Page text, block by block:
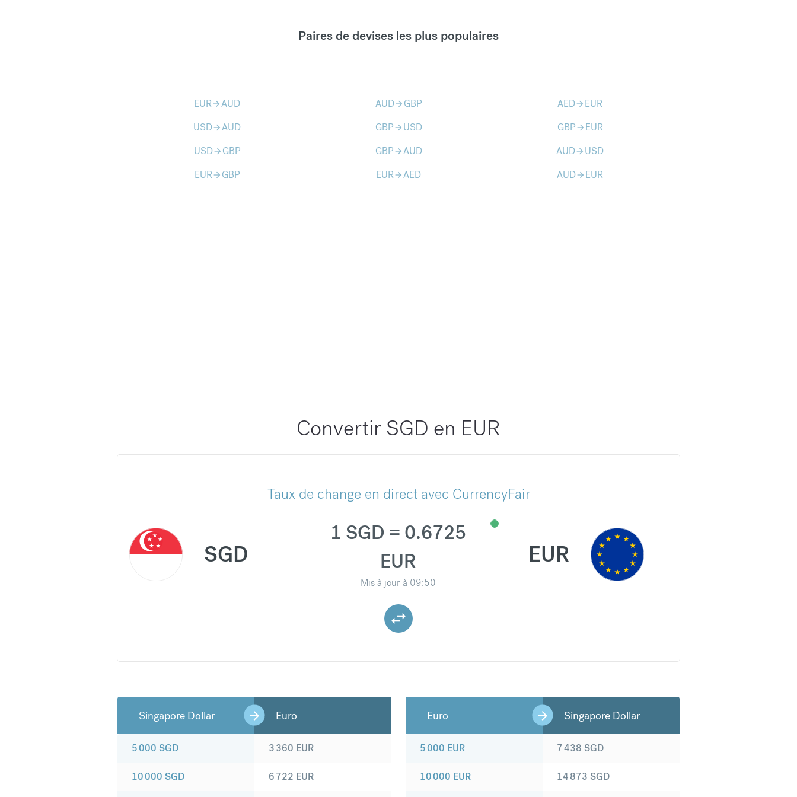
Paires de devises les plus populaires
EURarrow_forwardAUD AUDarrow_forward GBP AEDarrow_forward EUR
USDarrow_forwardAUD GBParrow_forward USD GBParrow_forward EUR
USDarrow_forward GBP GBParrow_forwardAUD AUDarrow_forward USD
EURarrow_forward GBP EURarrow_forwardAED AUDarrow_forward EUR
Convertir SGD en EUR
Taux de change en direct avec CurrencyFair
SGD
1 SGD = 0.6725
EUR
Mis à jour à 09:50
EUR
Singapore Dollar Euro
5 000 SGD
10 000 SGD
3 360 EUR
6 722 EUR
Euro Singapore Dollar
5 000 EUR
10 000 EUR
7 438 SGD
14 873 SGD